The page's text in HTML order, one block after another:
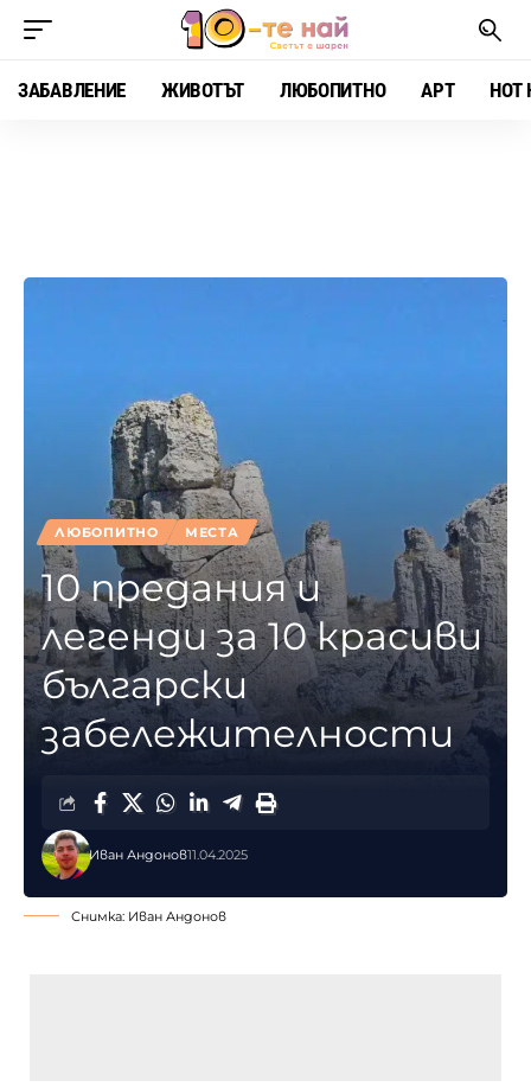
ЗАБАВЛЕНИЕ ЖИВОТЪТ ЛЮБОПИТНО АРТ HOT
ЛЮБОПИТНО МЕСТА
10 предания и
легенди за 10 красиви
български
забележителности
Иван Андонов11.04.2025
Снимка: Иван Андонов